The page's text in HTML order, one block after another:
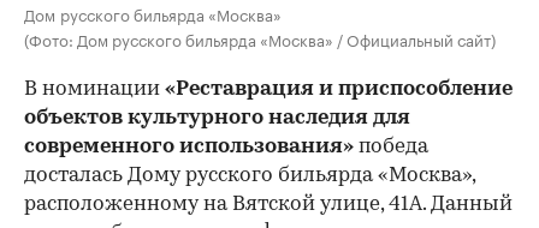
Дом русского бильярда «Москва»
(Фото: Дом русского бильярда «Москва» / Официальный сайт)
В номинации «Реставрация и приспособление
объектов культурного наследия для
современного использования» победа
досталась Дому русского бильярда «Москва»,
расположенному на Вятской улице, 41А. Данный